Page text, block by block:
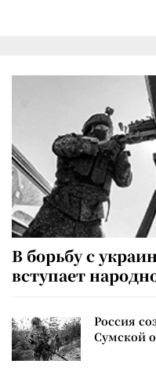
В борьбу с
вступает
Россия
Сумской